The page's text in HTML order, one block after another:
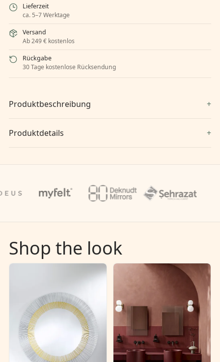
Lieferzeit
ca. 5–7 Werktage
Versand
Ab 249 € kostenlos
Rückgabe
30 Tage kostenlose Rücksendung
Produktbeschreibung
Produktdetails
Shop the look